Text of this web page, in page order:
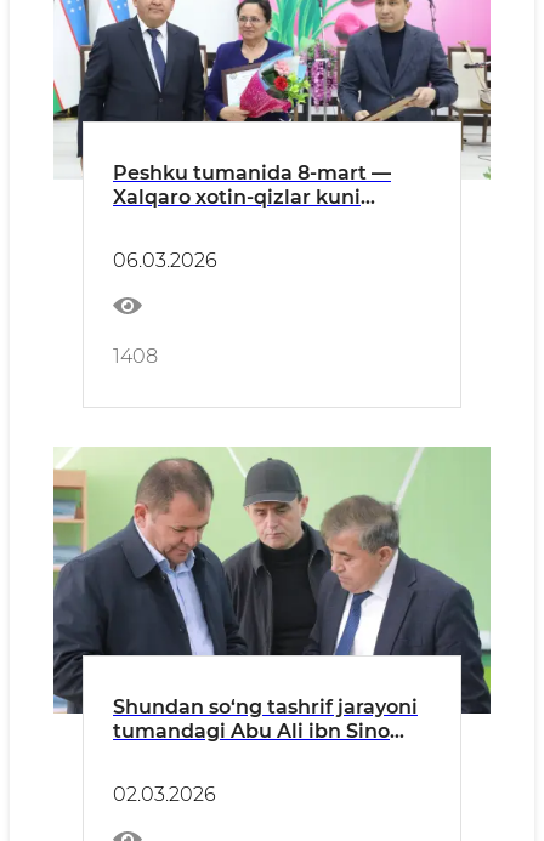
Peshku tumanida 8-mart —
Xalqaro xotin-qizlar kuni
06.03.2026
1408
Shundan so‘ng tashrif jarayoni
tumandagi Abu Ali ibn Sino
hamda ta’lim jarayoni bilan
tanishish bilan davom etdi.
02.03.2026